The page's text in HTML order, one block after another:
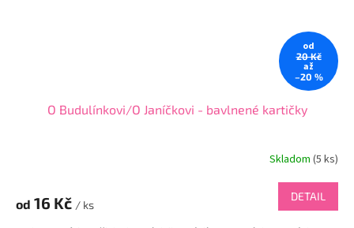
od
20 Kč
až
–20 %
O Budulínkovi/O Janíčkovi - bavlnené kartičky
Skladom (5 ks)
od 16 Kč / ks
DETAIL